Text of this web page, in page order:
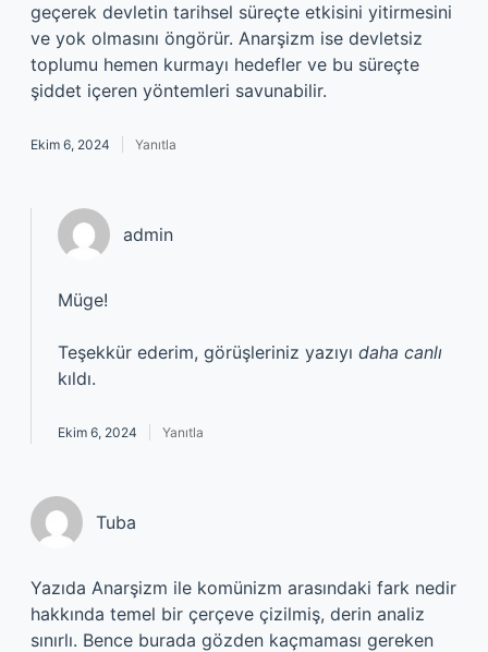
geçerek devletin tarihsel süreçte etkisini yitirmesini
ve yok olmasını öngörür. Anarşizm ise devletsiz
toplumu hemen kurmayı hedefler ve bu süreçte
şiddet içeren yöntemleri savunabilir.
Ekim 6, 2024 Yanıtla
admin
Müge!
Teşekkür ederim, görüşleriniz yazıyı daha canlı
kıldı.
Ekim 6, 2024 Yanıtla
Tuba
Yazıda Anarşizm ile komünizm arasındaki fark nedir
hakkında temel bir çerçeve çizilmiş, derin analiz
sınırlı. Bence burada gözden kaçmaması gereken